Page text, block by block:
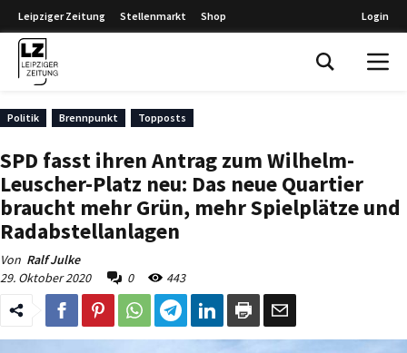
Leipziger Zeitung Stellenmarkt Shop Login
Politik Brennpunkt Topposts
SPD fasst ihren Antrag zum Wilhelm-
Leuscher-Platz neu: Das neue Quartier
braucht mehr Grün, mehr Spielplätze und
Radabstellanlagen
Von Ralf Julke
29. Oktober 2020
0 443